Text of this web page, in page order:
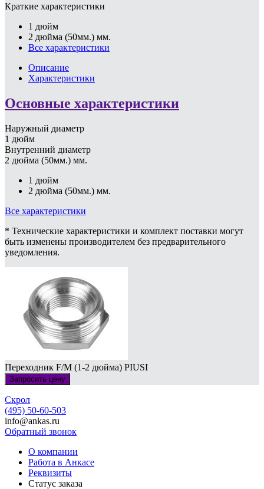
Краткие характеристики
1 дюйм
2 дюйма (50мм.) мм.
Все характеристики
Описание
Характеристики
Основные характеристики
Наружный диаметр
1 дюйм
Внутренний диаметр
2 дюйма (50мм.) мм.
1 дюйм
2 дюйма (50мм.) мм.
Все характеристики
* Технические характеристики и комплект поставки могут
быть изменены производителем без предварительного
уведомления.
Переходник F/M (1-2 дюйма) PIUSI
Запросить цену
Скрол
(495) 50-60-503
info@ankas.ru
Обратный звонок
О компании
Работа в Анкасе
Реквизиты
Статус заказа